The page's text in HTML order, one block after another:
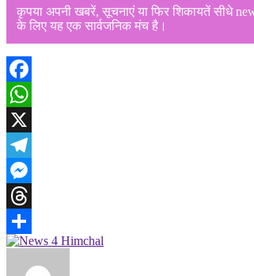
कृपया अपनी खबरें, सूचनाएं या फिर शिकायतें सीधे
के लिए यह एक सार्वजनिक मंच है।
Facebook
WhatsApp
X
Telegram
Messenger
Threads
Share